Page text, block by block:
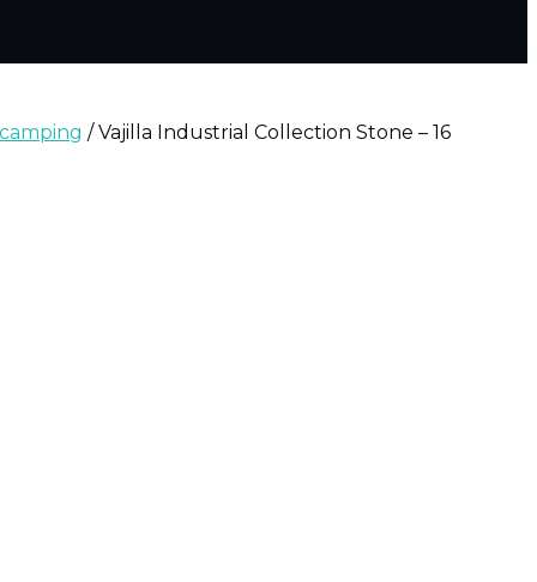
/ Vajilla Industrial Collection Stone – 16